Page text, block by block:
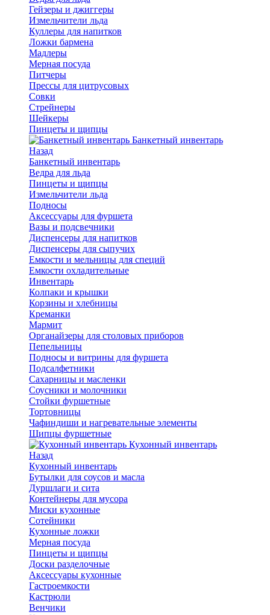
Гейзеры и джиггеры
Измельчители льда
Куллеры для напитков
Ложки бармена
Мадлеры
Мерная посуда
Питчеры
Прессы для цитрусовых
Совки
Стрейнеры
Шейкеры
Пинцеты и щипцы
Банкетный инвентарь
Назад
Банкетный инвентарь
Ведра для льда
Пинцеты и щипцы
Измельчители льда
Подносы
Аксессуары для фуршета
Вазы и подсвечники
Диспенсеры для напитков
Диспенсеры для сыпучих
Емкости и мельницы для специй
Емкости охладительные
Инвентарь
Колпаки и крышки
Корзины и хлебницы
Креманки
Мармит
Органайзеры для столовых приборов
Пепельницы
Подносы и витрины для фуршета
Подсалфетники
Сахарницы и масленки
Соусники и молочники
Стойки фуршетные
Тортовницы
Чафиндиши и нагревательные элементы
Щипцы фуршетные
Кухонный инвентарь
Назад
Кухонный инвентарь
Бутылки для соусов и масла
Дуршлаги и сита
Контейнеры для мусора
Миски кухонные
Сотейники
Кухонные ложки
Мерная посуда
Пинцеты и щипцы
Доски разделочные
Аксессуары кухонные
Гастроемкости
Кастрюли
Венчики